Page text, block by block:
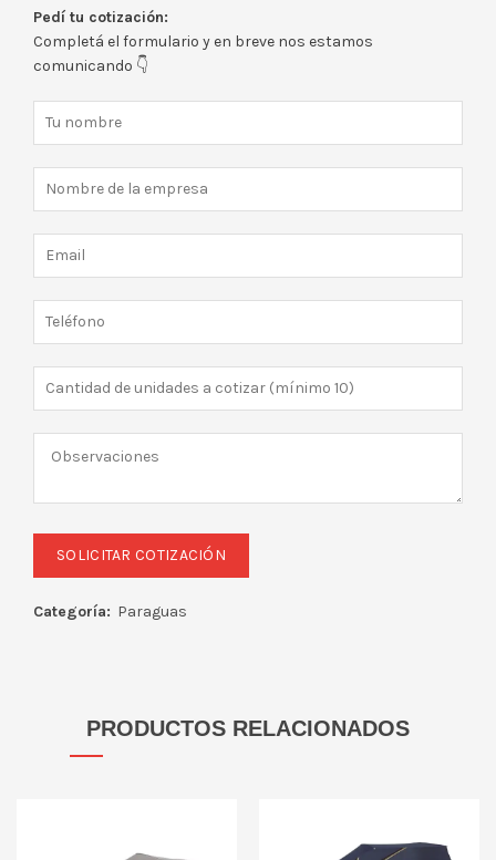
Pedí tu cotización:
Completá el formulario y en breve nos estamos
comunicando 👇
Categoría: Paraguas
PRODUCTOS RELACIONADOS